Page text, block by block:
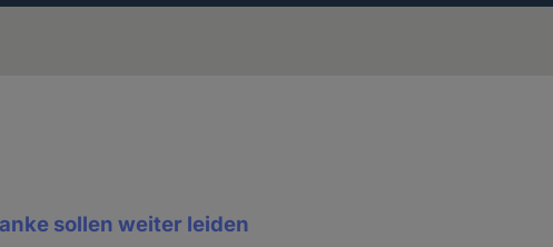
sollen weiter leiden